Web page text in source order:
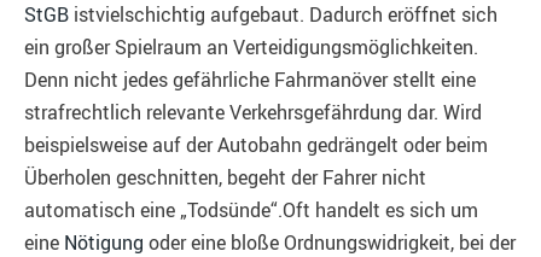
StGB istvielschichtig aufgebaut. Dadurch eröffnet sich
ein großer Spielraum an Verteidigungsmöglichkeiten.
Denn nicht jedes gefährliche Fahrmanöver stellt eine
strafrechtlich relevante Verkehrsgefährdung dar. Wird
beispielsweise auf der Autobahn gedrängelt oder beim
Überholen geschnitten, begeht der Fahrer nicht
automatisch eine „Todsünde“.Oft handelt es sich um
eine Nötigung oder eine bloße Ordnungswidrigkeit, bei der